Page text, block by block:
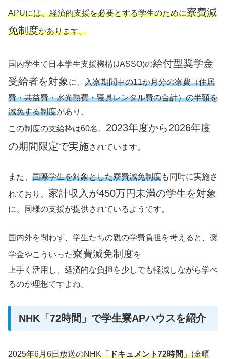
APUには、経済的支援を必要とする学生のために寮費減
免制度があります。
国内学生で日本学生支援機構(JASSO)の給付型奨学金
受給者を対象 に、 入寮期間中の11か月分の寮費（住居
費・共益費・水光熱費・寝具レンタル費の合計）の半額を
減免する制度があり、
この制度の支給枠は60名。 2023年度から2026年度
の期間限定で実施されています。
また、 国際学生を対象とした寮費減免制度も同時に実施さ
れており、 家計収入が450万円未満の学生を対象
に、同様の支援が提供されているようです。
国内外を問わず、学生たちの親の学費負担を考えると、奨
学金やこういった寮費減免制度を
上手く活用し、経済的な負担を少しでも軽減しながら学べ
るのが理想ですよね。
NHK「72時間」で学生寮APハウスを紹介
2025年6月6日放送のNHK「ドキュメント72時間」(金曜